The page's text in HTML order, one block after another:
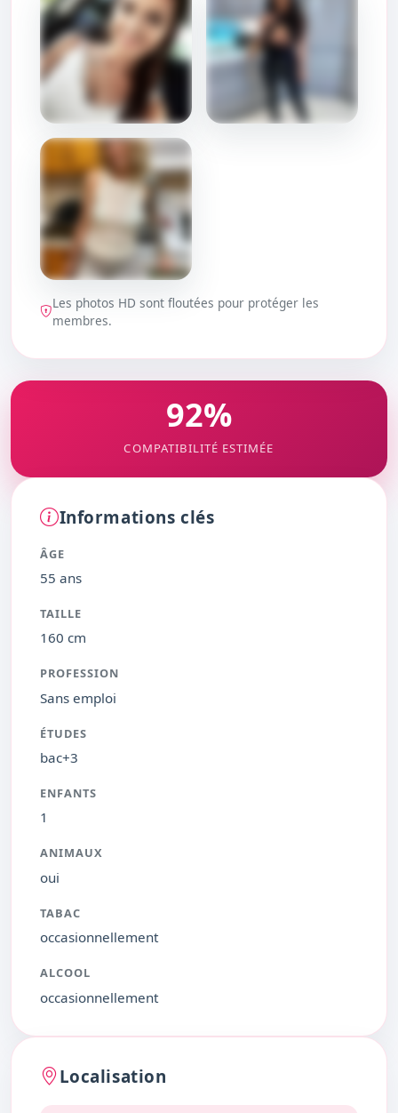
DÉBLOQUER
DÉBLOQUER
Les photos HD sont floutées pour protéger les
membres.
92%
COMPATIBILITÉ ESTIMÉE
Informations clés
ÂGE
55 ans
TAILLE
160 cm
PROFESSION
Sans emploi
ÉTUDES
bac+3
ENFANTS
1
ANIMAUX
oui
TABAC
occasionnellement
ALCOOL
occasionnellement
Localisation